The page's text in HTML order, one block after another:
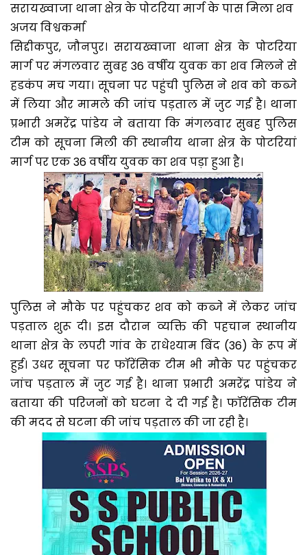
सरायख्वाजा थाना क्षेत्र के पोटरिया मार्ग के पास मिला शव
अजय विश्वकर्मा
सिद्दीकपुर, जौनपुर। सरायख्वाजा थाना क्षेत्र के पोटरिया
मार्ग पर मंगलवार सुबह 36 वर्षीय युवक का शव मिलने से
हडकंप मच गया। सूचना पर पहुंची पुलिस ने शव को कब्जे
में लिया और मामले की जांच पड़ताल में जुट गई है। थाना
प्रभारी अमरेंद्र पांडेय ने बताया कि मंगलवार सुबह पुलिस
टीम को सूचना मिली की स्थानीय थाना क्षेत्र के पोटरियां
मार्ग पर एक 36 वर्षीय युवक का शव पड़ा हुआ है।
पुलिस ने मौके पर पहुंचकर शव को कब्जे में लेकर जांच
पड़ताल शुरू दी। इस दौरान व्यक्ति की पहचान स्थानीय
थाना क्षेत्र के लपरी गांव के राधेश्याम बिंद (36) के रूप में
हुई। उधर सूचना पर फॉरेंसिक टीम भी मौके पर पहुंचकर
जांच पड़ताल में जुट गई है। थाना प्रभारी अमरेंद्र पांडेय ने
बताया की परिजनों को घटना दे दी गई है। फॉरेंसिक टीम
की मदद से घटना की जांच पड़ताल की जा रही है।